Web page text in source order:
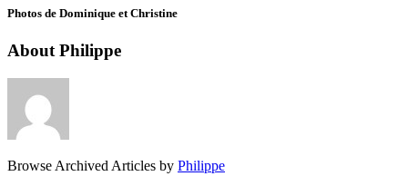
Photos de Dominique et Christine
About Philippe
Browse Archived Articles by Philippe